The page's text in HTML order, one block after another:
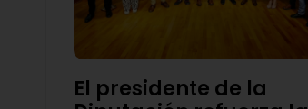
El presidente de la